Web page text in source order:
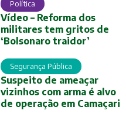
Política
Vídeo – Reforma dos
militares tem gritos de
‘Bolsonaro traidor’
Segurança Pública
Suspeito de ameaçar
vizinhos com arma é alvo
de operação em Camaçari